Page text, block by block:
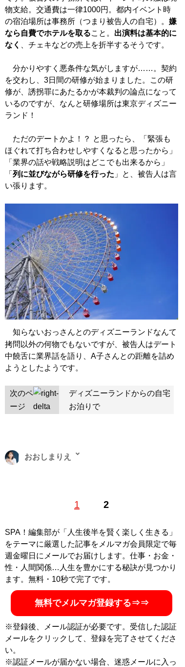
物支給。交通費は一律1000円。都内イベント時
の宿泊場所は事務所（つまり被告人の自宅）。 嫌
なら自費でホテルを取ること。 出演料は基本的に
なく
、チェキなどの売上を折半するそうです。
分かりやすく悪条件な気がしますが……。契約
を交わし、3日間の研修が始まりました。この研
修が、誘拐罪にあたるかが本裁判の論点になって
いるのですが、なんと研修場所は東京ディズニー
ランド！
ただのデートかよ！？ と思ったら、「緊張も
ほぐれて打ち合わせしやすくなると思ったから」
「業界の話や戦略説明はどこでも出来るから」
「 列に並びながら研修を行った 」と、被告人は言
い張ります。
知らないおっさんとのディズニーランドなんて
拷問以外の何物でもないですが、被告人はデート
中饒舌に業界話を語り、A子さんとの距離を詰め
ようとしたようです。
次のペ
ージ
ディズニーランドからの自宅
お泊りで
1 2
おおしまりえ
キャリアコンサルタント。「働き方と愛し方を知る者は
と恋愛を主なテーマに発信を行う。また、企業向けのマ
ーケティング支援も得意とする。anan、女性自身、現代
ビジネスオンラインなどで執筆多数。公式HP「
コラムニ
ストおおしまりえオフィシャルサイト 」。Twitter：
@utena0518
記事一覧へ
SPA！編集部が「人生後半を賢く楽しく生きる」
をテーマに厳選した記事をメルマガ会員限定で毎
週金曜日にメールでお届けします。仕事・お金・
性・人間関係…人生を豊かにする秘訣が見つかり
ます。無料・10秒で完了です。
無料でメルマガ登録する⇒⇒
※登録後、メール認証が必要です。受信した認証
メールをクリックして、登録を完了させてくださ
い。
※認証メールが届かない場合、迷惑メールに入っ